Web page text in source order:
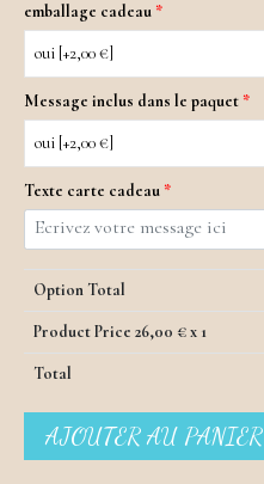
emballage cadeau *
Message inclus dans le paquet *
Texte carte cadeau *
Option Total
Product Price 26,00 € x 1
Total
quantité
AJOUTER AU PANIER